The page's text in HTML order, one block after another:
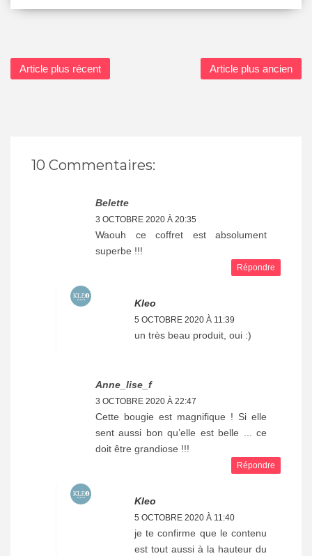
Article plus récent Article plus ancien
10 Commentaires:
Belette
3 OCTOBRE 2020 À 20:35
Waouh ce coffret est absolument
superbe !!!
Répondre
Kleo
5 OCTOBRE 2020 À 11:39
un très beau produit, oui :)
Anne_lise_f
3 OCTOBRE 2020 À 22:47
Cette bougie est magnifique ! Si elle
sent aussi bon qu’elle est belle ... ce
doit être grandiose !!!
Répondre
Kleo
5 OCTOBRE 2020 À 11:40
je te confirme que le contenu
est tout aussi à la hauteur du